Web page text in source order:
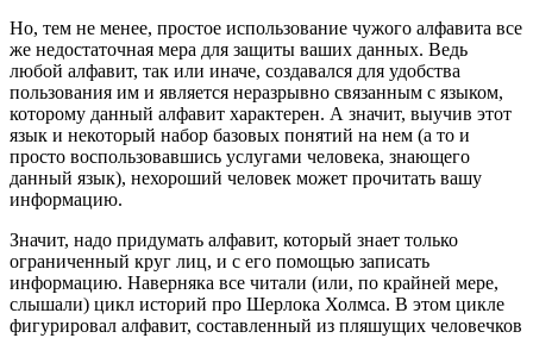
Но, тем не менее, простое использование чужого алфавита все
же недостаточная мера для защиты ваших данных. Ведь
любой алфавит, так или иначе, создавался для удобства
пользования им и является неразрывно связанным с языком,
которому данный алфавит характерен. А значит, выучив этот
язык и некоторый набор базовых понятий на нем (а то и
просто воспользовавшись услугами человека, знающего
данный язык), нехороший человек может прочитать вашу
информацию.
Значит, надо придумать алфавит, который знает только
ограниченный круг лиц, и с его помощью записать
информацию. Наверняка все читали (или, по крайней мере,
слышали) цикл историй про Шерлока Холмса. В этом цикле
фигурировал алфавит, составленный из пляшущих человечков